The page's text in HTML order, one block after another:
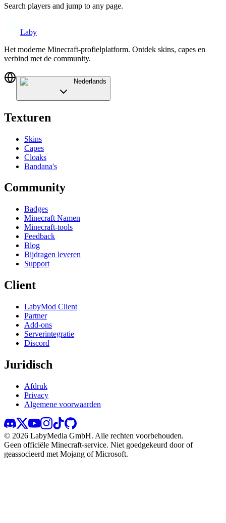
Search players and jump to any page.
Laby
Het moderne Minecraft-profielplatform. Ontdek skins, capes en
verbind met de community.
Nederlands
Texturen
Skins
Capes
Cloaks
Bandana's
Community
Badges
Minecraft Namen
Minecraft-tools
Feedback
Blog
Bijdragen leveren
Support
Client
LabyMod Client
Partner
Add-ons
Serverintegratie
Discord
Juridisch
Afdruk
Privacy
Algemene voorwaarden
© 2026 LabyMedia GmbH. Alle rechten voorbehouden.
Geen officiële Minecraft-service. Niet goedgekeurd door of
geassocieerd met Mojang of Microsoft.